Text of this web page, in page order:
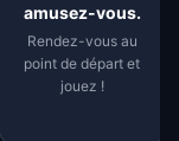
amusez-vous.
Rendez-vous au
point de départ et
jouez !